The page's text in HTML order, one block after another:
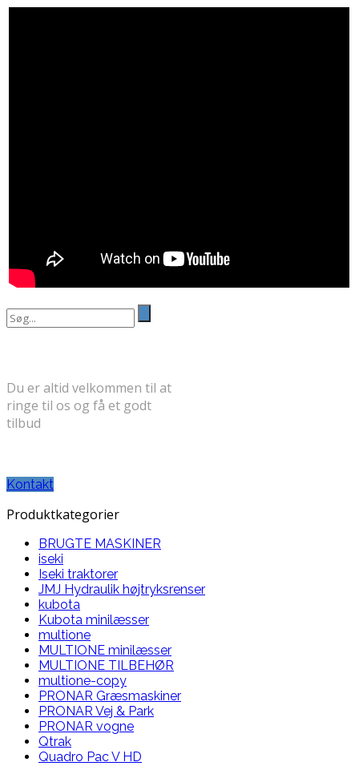
Search
for:
Du er altid velkommen til at
ringe til os og få et godt
tilbud
Kontakt
Produktkategorier
BRUGTE MASKINER
iseki
Iseki traktorer
JMJ Hydraulik højtryksrenser
kubota
Kubota minilæsser
multione
MULTIONE minilæsser
MULTIONE TILBEHØR
multione-copy
PRONAR Græsmaskiner
PRONAR Vej & Park
PRONAR vogne
Qtrak
Quadro Pac V HD